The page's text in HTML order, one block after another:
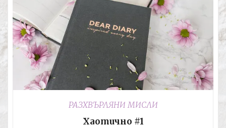
РАЗХВЪРЛЯНИ МИСЛИ
Хаотично #1